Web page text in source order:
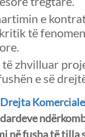
e
të
zhvilluar
e së
Drejta Komerciale
në fusha të tilla